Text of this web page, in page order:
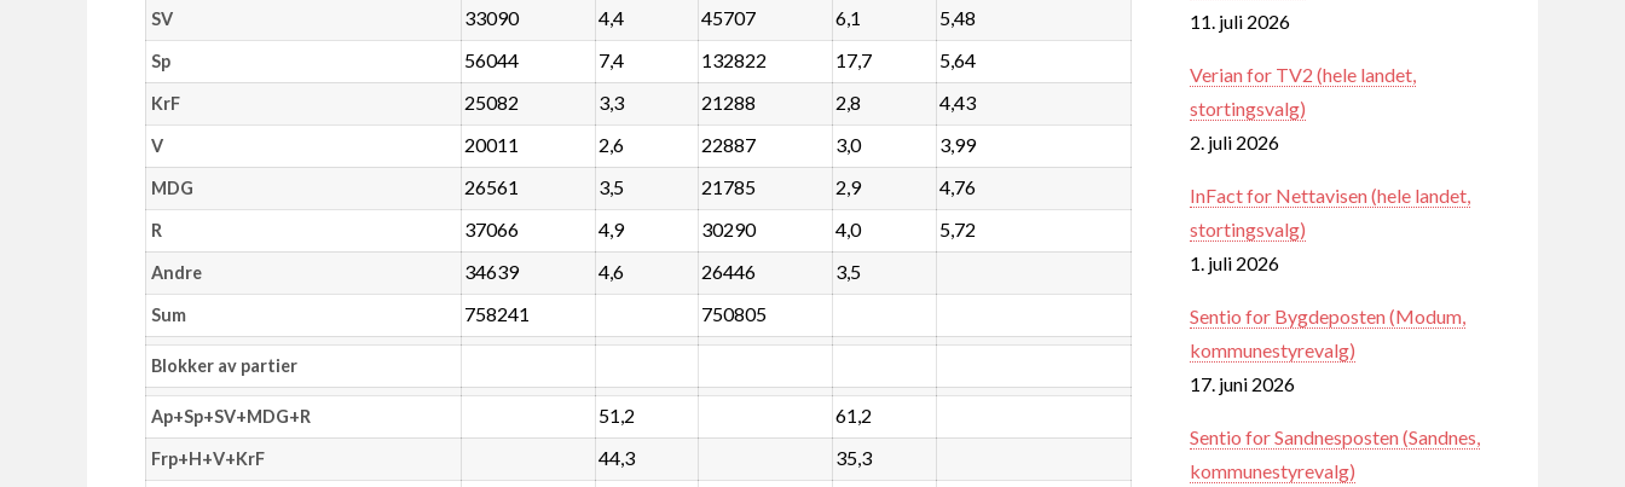
SV 33090 4,4 45707 6,1 5,48
Sp 56044 7,4 132822 17,7 5,64
KrF 25082 3,3 21288 2,8 4,43
V 20011 2,6 22887 3,0 3,99
MDG 26561 3,5 21785 2,9 4,76
R 37066 4,9 30290 4,0 5,72
Andre 34639 4,6 26446 3,5
Sum 758241 750805
Blokker av partier
Ap+Sp+SV+MDG+R 51,2 61,2
Frp+H+V+KrF 44,3 35,3
11. juli 2026
Verian for TV2 (hele landet,
stortingsvalg)
2. juli 2026
InFact for Nettavisen (hele landet,
stortingsvalg)
1. juli 2026
Sentio for Bygdeposten (Modum,
kommunestyrevalg)
17. juni 2026
Sentio for Sandnesposten (Sandnes,
kommunestyrevalg)